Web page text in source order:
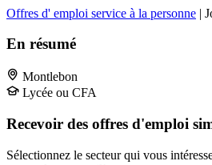
Offres d' emploi service à la personne |
En résumé
Montlebon
Lycée ou CFA
Recevoir des offres d'emploi
Sélectionnez le secteur qui vous